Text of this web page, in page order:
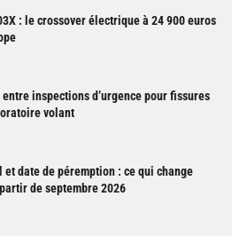
: le crossover électrique à 24 900 euros
inspections d’urgence pour fissures
volant
et date de péremption : ce qui change
de septembre 2026